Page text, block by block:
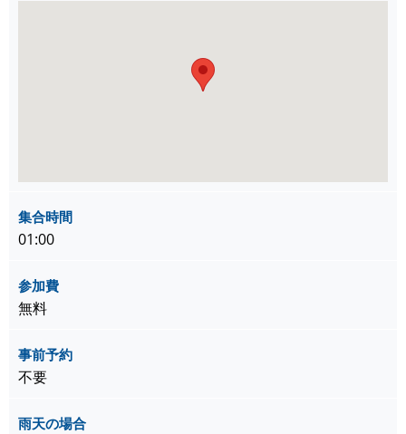
集合時間
01:00
参加費
無料
事前予約
不要
雨天の場合